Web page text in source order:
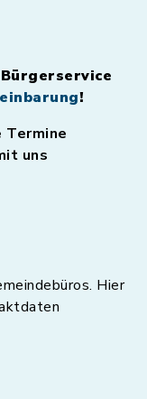
!
Termine
uns
Hier